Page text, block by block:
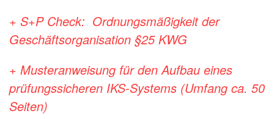
+ S+P Check: Ordnungsmäßigkeit der
Geschäftsorganisation §25 KWG
+ Musteranweisung für den Aufbau eines
prüfungssicheren IKS-Systems (Umfang ca. 50
Seiten)